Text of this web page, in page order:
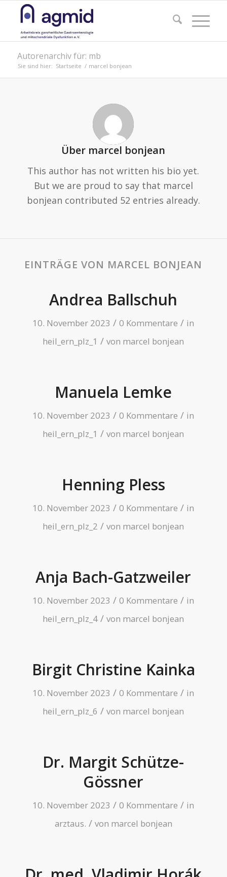
Autorenarchiv für: mb
Sie sind hier: Startseite / marcel bonjean
Über marcel bonjean
This author has not written his bio yet.
But we are proud to say that marcel
bonjean contributed 52 entries already.
EINTRÄGE VON MARCEL BONJEAN
Andrea Ballschuh
10. November 2023 / 0 Kommentare / in
heil_ern_plz_1 / von marcel bonjean
Manuela Lemke
10. November 2023 / 0 Kommentare / in
heil_ern_plz_1 / von marcel bonjean
Henning Pless
10. November 2023 / 0 Kommentare / in
heil_ern_plz_2 / von marcel bonjean
Anja Bach-Gatzweiler
10. November 2023 / 0 Kommentare / in
heil_ern_plz_4 / von marcel bonjean
Birgit Christine Kainka
10. November 2023 / 0 Kommentare / in
heil_ern_plz_6 / von marcel bonjean
Dr. Margit Schütze-
Gössner
10. November 2023 / 0 Kommentare / in
arztaus. / von marcel bonjean